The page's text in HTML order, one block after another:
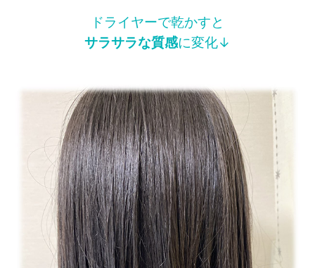
ドライヤーで乾かすと
サラサラな質感に変化↓